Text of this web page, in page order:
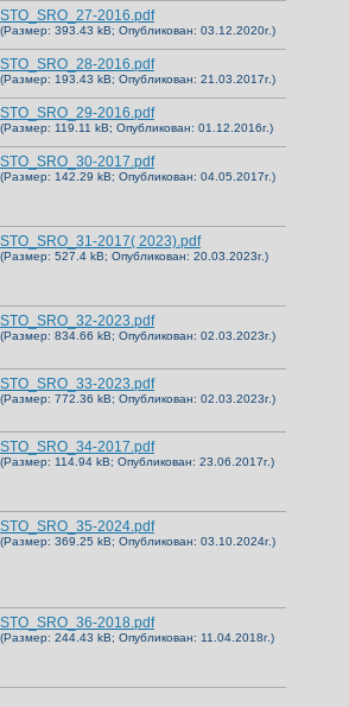
STO_SRO_27-2016.pdf
(Размер: 393.43 kB; Опубликован: 03.12.2020г.)
STO_SRO_28-2016.pdf
(Размер: 193.43 kB; Опубликован: 21.03.2017г.)
STO_SRO_29-2016.pdf
(Размер: 119.11 kB; Опубликован: 01.12.2016г.)
STO_SRO_30-2017.pdf
(Размер: 142.29 kB; Опубликован: 04.05.2017г.)
STO_SRO_31-2017( 2023).pdf
(Размер: 527.4 kB; Опубликован: 20.03.2023г.)
STO_SRO_32-2023.pdf
(Размер: 834.66 kB; Опубликован: 02.03.2023г.)
STO_SRO_33-2023.pdf
(Размер: 772.36 kB; Опубликован: 02.03.2023г.)
STO_SRO_34-2017.pdf
(Размер: 114.94 kB; Опубликован: 23.06.2017г.)
STO_SRO_35-2024.pdf
(Размер: 369.25 kB; Опубликован: 03.10.2024г.)
STO_SRO_36-2018.pdf
(Размер: 244.43 kB; Опубликован: 11.04.2018г.)